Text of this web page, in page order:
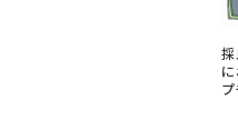
新生活お役立ち